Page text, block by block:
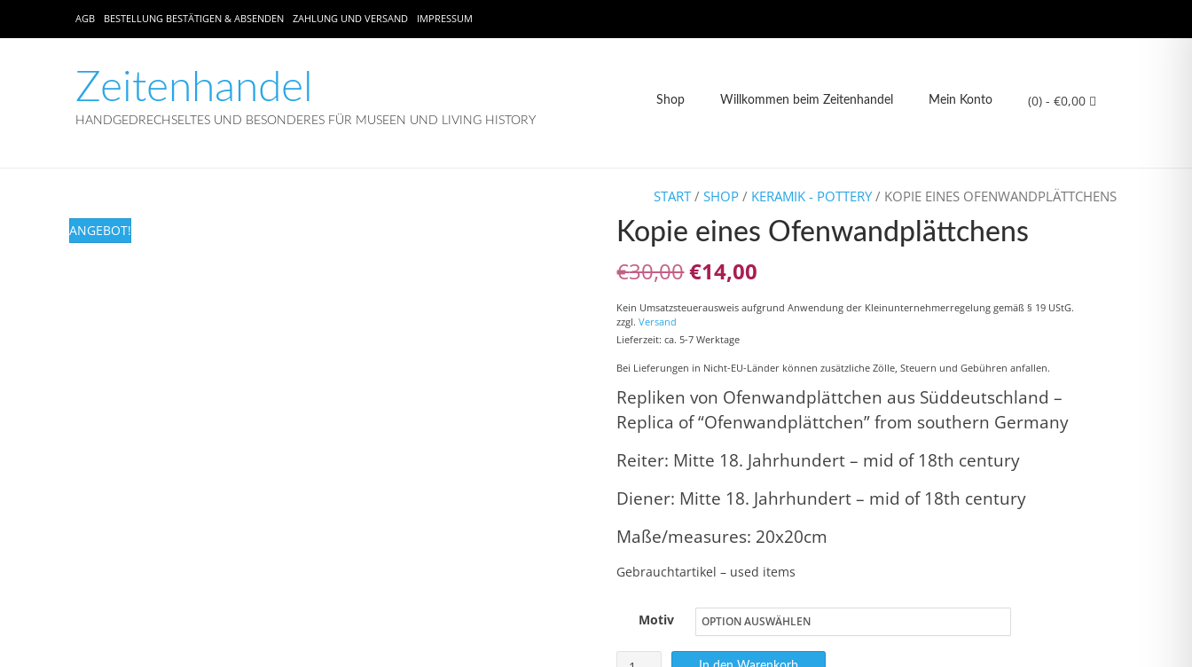
AGB BESTELLUNG BESTÄTIGEN & ABSENDEN ZAHLUNG UND VERSAND IMPRESSUM
Zeitenhandel
HANDGEDRECHSELTES UND BESONDERES FÜR MUSEEN UND LIVING HISTORY
(0) - €0,00
Shop Willkommen beim Zeitenhandel Mein Konto
START/ SHOP / KERAMIK - POTTERY/ KOPIE EINES OFENWANDPLÄTTCHENS
ANGEBOT! Kopie eines Ofenwandplättchens
€30,00Ursprünglicher
Preis
war:
€30,00
€14,00
Preis
€14,00.
Kein Umsatzsteuerausweis aufgrund Anwendung der Kleinunternehmerregelung gemäß § 19 UStG.
zzgl.Versand
Lieferzeit: ca. 5-7 Werktage
Bei Lieferungen in Nicht-EU-Länder können zusätzliche Zölle, Steuern und Gebühren anfallen.
Repliken von Ofenwandplättchen aus Süddeutschland –
Replica of “Ofenwandplättchen” from southern Germany
Reiter: Mitte 18. Jahrhundert – mid of 18th century
Diener: Mitte 18. Jahrhundert – mid of 18th century
Maße/measures: 20x20cm
Gebrauchtartikel – used items
Motiv
Kopie